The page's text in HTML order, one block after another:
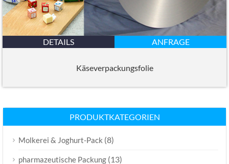
DETAILS ANFRAGE
Käseverpackungsfolie
PRODUKTKATEGORIEN
Molkerei & Joghurt-Pack (8)
pharmazeutische Packung (13)